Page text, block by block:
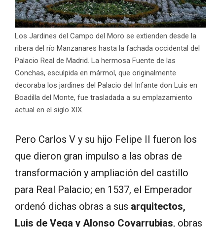
Los Jardines del Campo del Moro se extienden desde la
ribera del río Manzanares hasta la fachada occidental del
Palacio Real de Madrid. La hermosa Fuente de las
Conchas, esculpida en mármol, que originalmente
decoraba los jardines del Palacio del Infante don Luis en
Boadilla del Monte, fue trasladada a su emplazamiento
actual en el siglo XIX.
Pero Carlos V y su hijo Felipe II fueron los
que dieron gran impulso a las obras de
transformación y ampliación del castillo
para Real Palacio; en 1537, el Emperador
ordenó dichas obras a sus arquitectos,
Luis de Vega y Alonso Covarrubias, obras